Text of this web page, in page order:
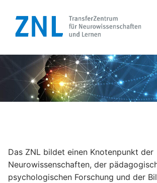
Inhalt
springen
Suchen nach:
Das ZNL bildet einen Knotenpunkt der
Neurowissenschaften, der
psychologischen Forschung und der